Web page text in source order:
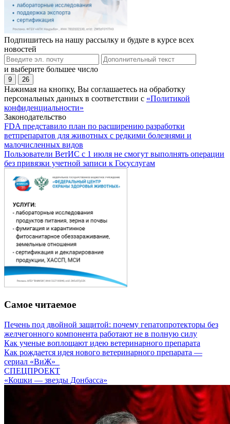
Подпишитесь на нашу рассылку и будьте в курсе всех
новостей
и выберите большее число
9 26
Нажимая на кнопку, Вы соглашаетесь на обработку
персональных данных в соответствии с «Политикой
конфиденциальности»
Законодательство
FDA представило план по расширению разработки
ветпрепаратов для животных с редкими болезнями и
малочисленных видов
Пользователи ВетИС с 1 июля не смогут выполнять операции
без привязки учетной записи к Госуслугам
Самое читаемое
Печень под двойной защитой: почему гепатопротекторы без
желчегонного компонента работают не в полную силу
Как ученые воплощают идею ветеринарного препарата
Как рождается идея нового ветеринарного препарата —
сериал «ВиЖ»
СПЕЦПРОЕКТ
«Кошки — звезды Донбасса»